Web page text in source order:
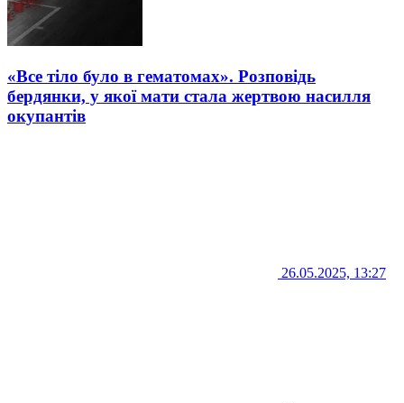
«Все тіло було в гематомах». Розповідь
бердянки, у якої мати стала жертвою насилля
окупантів
26.05.2025, 13:27